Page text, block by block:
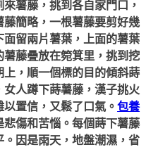
薯藤，挑到各自家門口，
簡略，一根薯藤要剪好幾
留兩片薯葉，上面的薯葉
薯藤疊放在箢箕里，挑到挖
，順一個標的目的傾斜蒔
人蹲下蒔薯藤，漢子挑火
置信，又鬆了口氣。包養
傷和苦惱。每個蒔下薯藤
因是雨天，地盤潮濕，省